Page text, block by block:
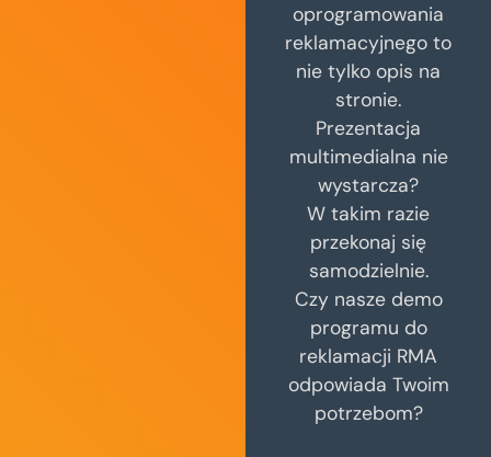
oprogramowania
reklamacyjnego to
nie tylko opis na
stronie.
Prezentacja
multimedialna nie
wystarcza?
W takim razie
przekonaj się
samodzielnie.
Czy nasze demo
programu do
reklamacji RMA
odpowiada Twoim
potrzebom?